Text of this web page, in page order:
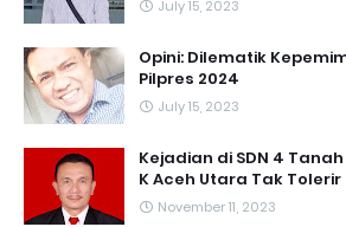
July 15, 2023
Opini: Dilematik
Pilpres 2024
July 15, 2023
Kejadian di SDN 4
K Aceh Utara Tak
November 11, 2023